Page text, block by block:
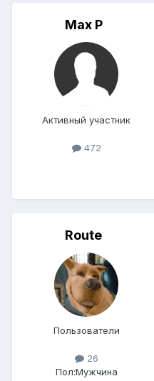
Max P
Активный участник
472
Route
Пользователи
26
Пол:Мужчина